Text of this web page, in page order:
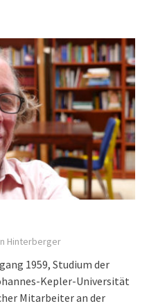
Hinterberger
1959, Studium der
Kepler-Universität
Mitarbeiter an der